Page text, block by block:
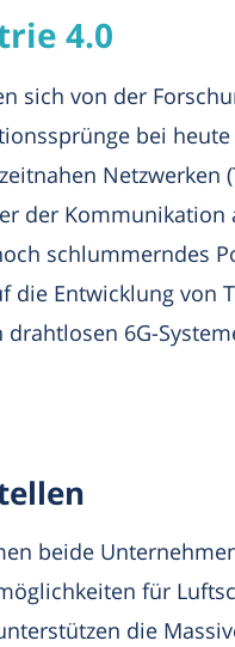
4.0
sich von der
bei
Netzwerken
der Kommunikation
schlummerndes
die Entwicklung von
6G-
beide
für
die